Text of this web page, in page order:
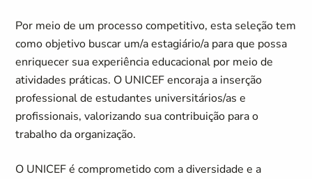
Por meio de um processo competitivo, esta seleção tem
como objetivo buscar um/a estagiário/a para que possa
enriquecer sua experiência educacional por meio de
atividades práticas. O UNICEF encoraja a inserção
professional de estudantes universitários/as e
profissionais, valorizando sua contribuição para o
trabalho da organização.
O UNICEF é comprometido com a diversidade e a